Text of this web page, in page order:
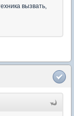
вызвать,